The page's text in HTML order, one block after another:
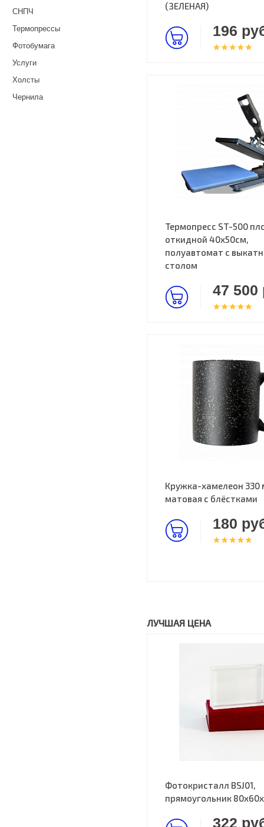
СНПЧ
Термопрессы
Фотобумага
Услуги
Холсты
Чернила
(ЗЕЛЕНАЯ)
196
Термопресс ST-500
откидной 40х50см,
полуавтомат с
столом
47 500
Кружка-хамелеон 330
матовая с блёстками
180
ЛУЧШАЯ ЦЕНА
Фотокристалл BSJ01,
прямоугольник
322